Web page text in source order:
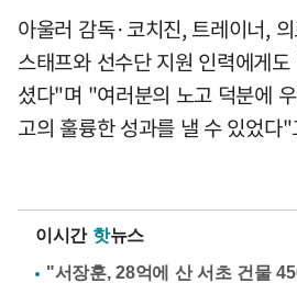
아울러 감독·코치진, 트레이너,
스태프와 선수단 지원 인력에게
셨다"며 "여러분의 노고 덕분에
고의 훌륭한 성과를 낼 수 있었다
이시간 핫뉴스
"서장훈, 28억에 산 서초 건물